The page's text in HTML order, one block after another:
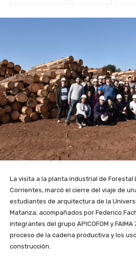
La visita a la planta industrial de Forestal
Corrientes, marcó el cierre del viaje de
estudiantes de arquitectura de la
Matanza, acompañados por Federico
integrantes del grupo APICOFOM y
proceso de la cadena productiva y los
construcción.